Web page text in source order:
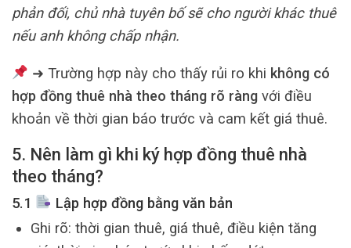
phản đối, chủ nhà tuyên bố sẽ cho người khác thuê
nếu anh không chấp nhận.
➜ Trường hợp này cho thấy rủi ro khi không có
hợp đồng thuê nhà theo tháng rõ ràng với điều
khoản về thời gian báo trước và cam kết giá thuê.
5. Nên làm gì khi ký hợp đồng thuê nhà
theo tháng?
5.1
Lập hợp đồng bằng văn bản
Ghi rõ: thời gian thuê, giá thuê, điều kiện tăng